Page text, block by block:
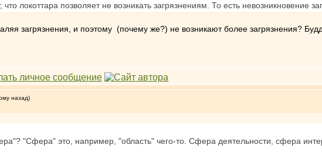
локоттара позволяет не возникать загрязнениям. То есть невозникновение
загрязнения, и поэтому (почему же?) не возникают более загрязнения?
назад)
"Сфера" это, например, "область" чего-то. Сфера деятельности, сфера